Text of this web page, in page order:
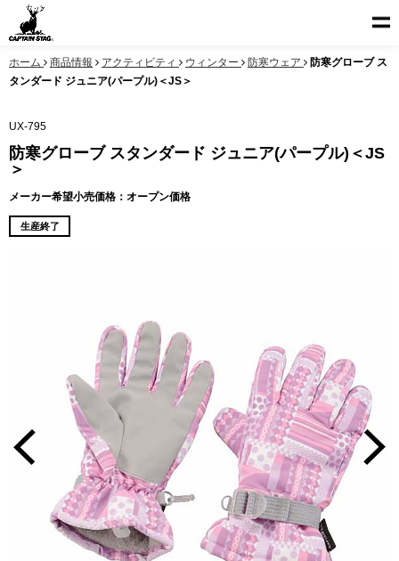
ホーム 商品情報 アクティビティ ウィンター 防寒ウェア
防寒グローブ ス
タンダード ジュニア(パープル)＜JS＞
UX-795
防寒グローブ スタンダード ジュニア(パープル)＜JS
＞
メーカー希望小売価格：オープン価格
生産終了